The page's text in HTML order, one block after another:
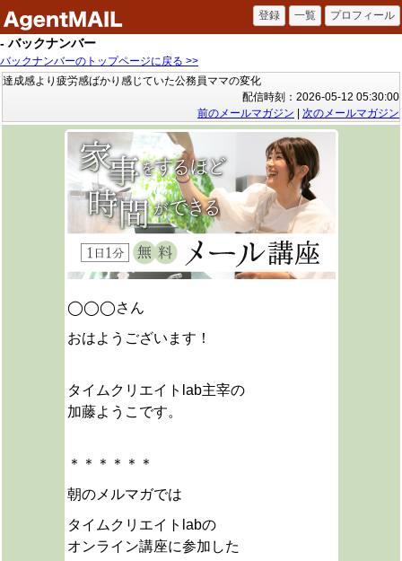
- バックナンバー
バックナンバーのトップページに戻る >>
達成感より疲労感ばかり感じていた公務員ママの変化
配信時刻：2026-05-12 05:30:00
前のメールマガジン
次のメールマガジン
◯◯◯さん
おはようございます！
タイムクリエイトlab主宰の
加藤ようこです。
＊＊＊＊＊＊
朝のメルマガでは
タイムクリエイトlabの
オンライン講座に参加した